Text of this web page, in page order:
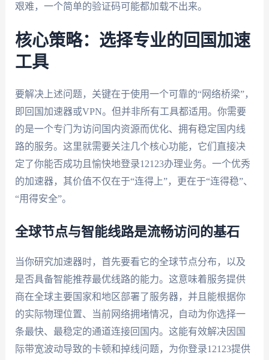
艰难，一个简单的验证码可能都加载不出来。
核心策略：选择专业的回国加速
工具
要解决上述问题，关键在于使用一个可靠的“网络桥梁”，
即回国加速器或VPN。但并非所有工具都适用。你需要
的是一个专门为访问国内资源而优化、拥有稳定国内线
路的服务。这里就需要关注几个核心功能，它们直接决
定了你能否成功且愉快地登录12123办理业务。一个优秀
的加速器，其价值不仅在于“连得上”，更在于“连得稳”、
“用得安全”。
全球节点与智能线路是流畅访问的基石
当你研究加速器时，首先要看它的全球节点分布，以及
是否具备智能推荐最优线路的能力。这意味着服务提供
商在全球主要国家和地区部署了服务器，并且能根据你
的实际物理位置、当前网络拥堵情况，自动为你选择一
条最快、最稳定的通道连接回国内。这能有效解决因国
际带宽波动导致的卡顿和掉线问题，为你登录12123提供